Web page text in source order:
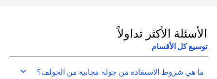
الأسئلة الأكثر تداولاً
توسيع كل الأقسام
ما هي شروط الاستفادة من جولة مجانية من الجولف؟